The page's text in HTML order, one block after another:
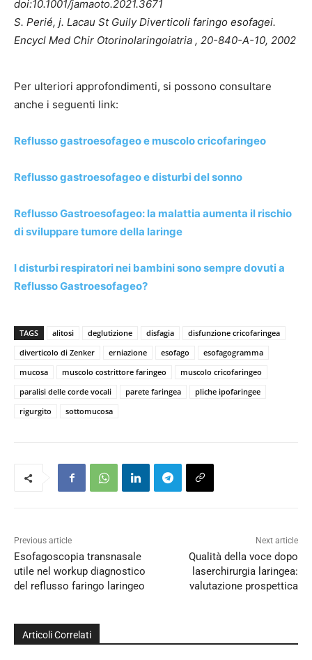
doi:10.1001/jamaoto.2021.3671
S. Perié, j. Lacau St Guily Diverticoli faringo esofagei.
Encycl Med Chir Otorinolaringoiatria , 20-840-A-10, 2002
Per ulteriori approfondimenti, si possono consultare
anche i seguenti link:
Reflusso gastroesofageo e muscolo cricofaringeo
Reflusso gastroesofageo e disturbi del sonno
Reflusso Gastroesofageo: la malattia aumenta il rischio
di sviluppare tumore della laringe
I disturbi respiratori nei bambini sono sempre dovuti a
Reflusso Gastroesofageo?
TAGS alitosi deglutizione disfagia
disfunzione cricofaringea
diverticolo di Zenker
erniazione esofago
esofagogramma
mucosa
muscolo costrittore faringeo
muscolo cricofaringeo
paralisi delle corde vocali
parete faringea
pliche ipofaringee
rigurgito
sottomucosa
Previous article
Esofagoscopia transnasale
utile nel workup diagnostico
del reflusso faringo laringeo
Next article
Qualità della voce dopo
laserchirurgia laringea:
valutazione prospettica
Articoli Correlati